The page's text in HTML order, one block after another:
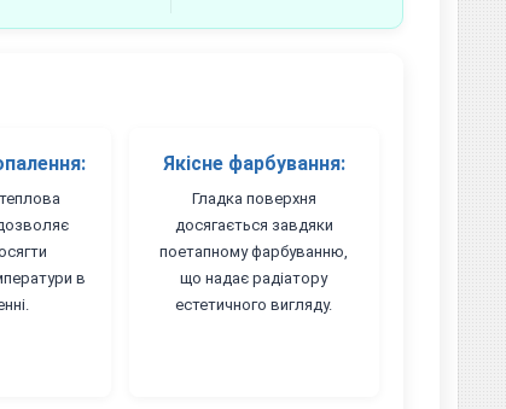
в
Якісне фарбування:
Гладка поверхня
досягається завдяки
поетапному фарбуванню,
що надає радіатору
естетичного вигляду.